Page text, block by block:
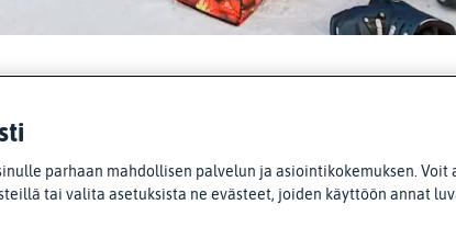
Lisää ajankohtaista
parhaan mahdollisen palvelun ja asiointikokemuksen. Voit
tai valita asetuksista ne evästeet, joiden käyttöön annat